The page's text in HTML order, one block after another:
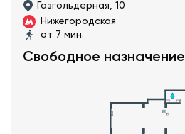
Газгольдерная, 10
Нижегородская
от 7 мин.
Свободное назначение